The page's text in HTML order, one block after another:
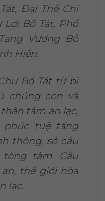
Đại Thế Chí
Lợi Bồ Tát, Phổ
Vương Bồ
Hiền.
Bồ Tát từ bi
chúng con và
tâm an lạc,
tuệ tăng
thông, sở cầu
tâm. Cầu
thế giới hòa
lạc.